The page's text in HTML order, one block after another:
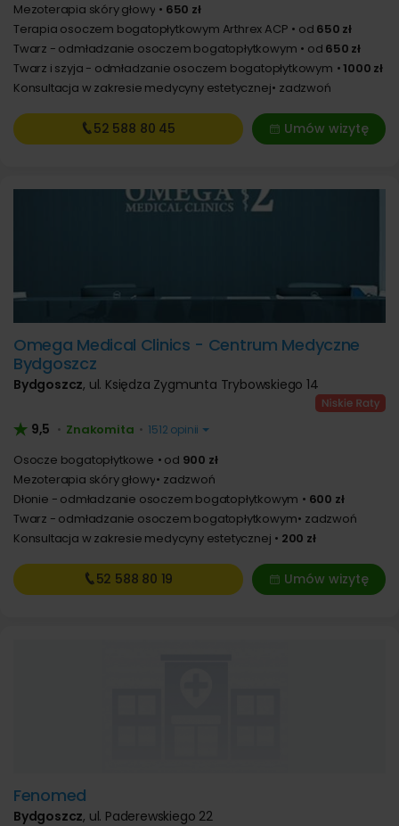
Mezoterapia skóry głowy
650 zł
Terapia osoczem bogatopłytkowym Arthrex ACP
od 650 zł
Twarz - odmładzanie osoczem bogatopłytkowym
od 650 zł
Twarz i szyja - odmładzanie osoczem bogatopłytkowym
1000 zł
Konsultacja w zakresie medycyny estetycznej zadzwoń
Umów wizytę
52 588 80 45
Omega Medical Clinics - Centrum Medyczne
Bydgoszcz
Bydgoszcz, ul. Księdza Zygmunta Trybowskiego 14
9,5 • Znakomita • 1512 opinii
Osocze bogatopłytkowe od 900 zł
Mezoterapia skóry głowy zadzwoń
Dłonie - odmładzanie osoczem bogatopłytkowym
600 zł
Twarz - odmładzanie osoczem bogatopłytkowym zadzwoń
Konsultacja w zakresie medycyny estetycznej
200 zł
Umów wizytę
52 588 80 19
Fenomed
Bydgoszcz, ul. Paderewskiego 22